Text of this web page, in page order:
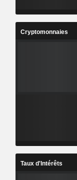
Cryptomonnaies
Taux d'Intérêts